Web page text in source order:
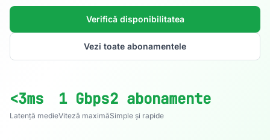
Verifică disponibilitatea
Vezi toate abonamentele
<3ms
Latență medie
1 Gbps
Viteză maximă
2 abonamente
Simple și rapide